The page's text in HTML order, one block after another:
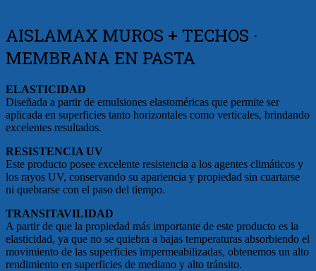
AISLAMAX MUROS + TECHOS ·
MEMBRANA EN PASTA
ELASTICIDAD
Diseñada a partir de emulsiones elastoméricas que permite ser
aplicada en superficies tanto horizontales como verticales, brindando
excelentes resultados.
RESISTENCIA UV
Este producto posee excelente resistencia a los agentes climáticos y
los rayos UV, conservando su apariencia y propiedad sin cuartarse
ni quebrarse con el paso del tiempo.
TRANSITAVILIDAD
A partir de que la propiedad más importante de este producto es la
elasticidad, ya que no se quiebra a bajas temperaturas absorbiendo el
movimiento de las superficies impermeabilizadas, obtenemos un alto
rendimiento en superficies de mediano y alto tránsito.